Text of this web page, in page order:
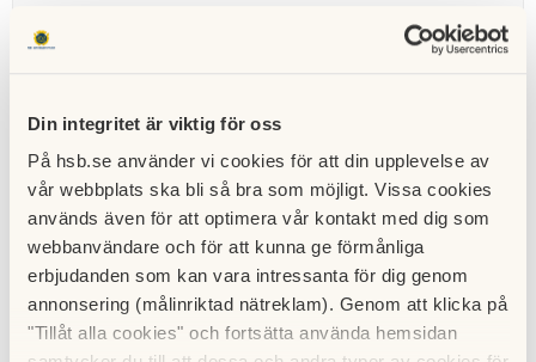
Din integritet är viktig för oss
På hsb.se använder vi cookies för att din upplevelse av
vår webbplats ska bli så bra som möjligt. Vissa cookies
används även för att optimera vår kontakt med dig som
webbanvändare och för att kunna ge förmånliga
erbjudanden som kan vara intressanta för dig genom
annonsering (målinriktad nätreklam). Genom att klicka på
"Tillåt alla cookies" och fortsätta använda hemsidan
2026-09-23
Andrahandsupplåtelse av bostadsrätt - webbinarium
Mitt HSB - Styrelsestöd - Webbinarium tillfälle 2
2026-09-28